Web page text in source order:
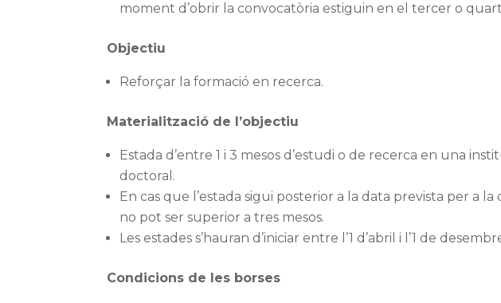
moment d’obrir la convocatòria estiguin en el tercer o
Objectiu
Reforçar la formació en recerca.
Materialització de l’objectiu
Estada d’entre 1 i 3 mesos d’estudi o de recerca en una
doctoral.
En cas que l’estada sigui posterior a la data prevista per a
no pot ser superior a tres mesos.
Les estades s’hauran d’iniciar entre l’1 d’abril i l’1 de
Condicions de les borses